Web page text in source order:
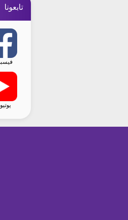
تابعونا